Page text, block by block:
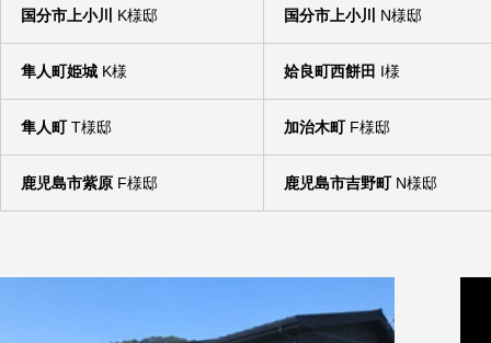
国分市上小川 K様邸 国分市上小川 N様邸
隼人町姫城 K様 姶良町西餅田 I様
隼人町T様邸 加治木町F様邸
鹿児島市紫原 F様邸 鹿児島市吉野町N様邸